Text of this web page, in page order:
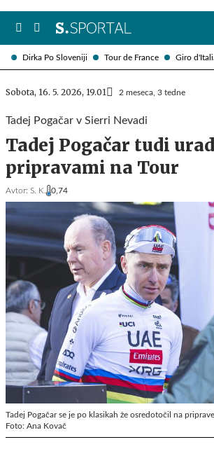
Dirka Po Sloveniji Tour de France Giro
Sobota, 16. 5. 2026, 19.01 2 meseca, 3 tedne
Tadej Pogačar v Sierri Nevadi
Tadej Pogačar tudi
pripravami na Tour
Avtor: S. K. 0,74
Tadej Pogačar se je po klasikah že osredotočil na
Foto: Ana Kovač